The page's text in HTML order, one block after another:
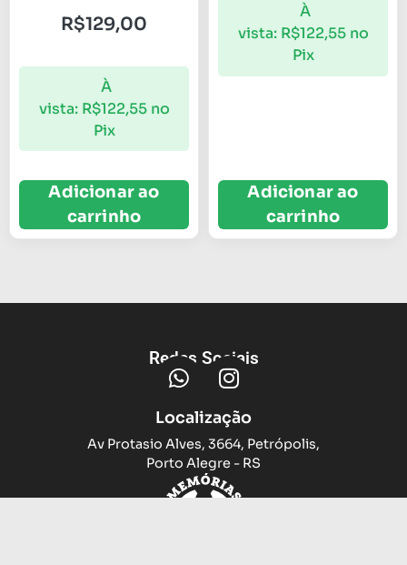
R$129,00
À
vista: R$122,55 no
Pix
Adicionar ao
carrinho
À
vista: R$122,55 no
Pix
Adicionar ao
carrinho
Redes Sociais
Localização
Av Protasio Alves, 3664, Petrópolis,
Porto Alegre - RS